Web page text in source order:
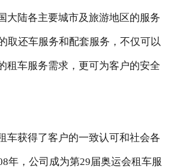
大陆各主要城市及旅游地区的服务
取还车服务和配套服务，不仅可以
租车服务需求，更可为客户的安全
车获得了客户的一致认可和社会各
年，公司成为第29届奥运会租车服